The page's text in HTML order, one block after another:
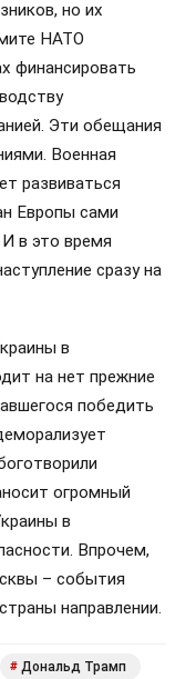
но их
НАТО
финансировать
Эти обещания
Военная
развиваться
Европы сами
в это время
сразу на
в
на нет прежние
победить
огромный
в
Впрочем,
– события
направлении.
# Дональд Трамп